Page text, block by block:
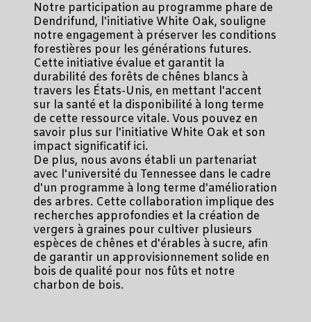
Notre participation au programme phare de
Dendrifund, l'initiative White Oak, souligne
notre engagement à préserver les conditions
forestières pour les générations futures.
Cette initiative évalue et garantit la
durabilité des forêts de chênes blancs à
travers les États-Unis, en mettant l'accent
sur la santé et la disponibilité à long terme
de cette ressource vitale. Vous pouvez en
savoir plus sur l'initiative White Oak et son
impact significatif ici.
De plus, nous avons établi un partenariat
avec l'université du Tennessee dans le cadre
d'un programme à long terme d'amélioration
des arbres. Cette collaboration implique des
recherches approfondies et la création de
vergers à graines pour cultiver plusieurs
espèces de chênes et d'érables à sucre, afin
de garantir un approvisionnement solide en
bois de qualité pour nos fûts et notre
charbon de bois.